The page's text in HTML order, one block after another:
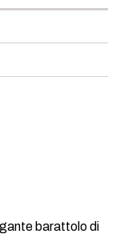
barattolo di